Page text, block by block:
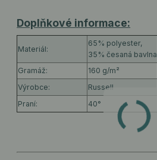
Doplňkové informace:
Materiál:
65% polyester,
35% česaná bavlna
Gramáž:
160 g/m²
Výrobce:
Russell
Praní:
40°